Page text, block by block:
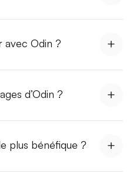
Odin ?
d’Odin ?
plus bénéfique ?